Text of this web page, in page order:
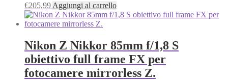
€205,99 Aggiungi al carrello
Nikon Z Nikkor 85mm f/1,8 S
obiettivo full frame FX per
fotocamere mirrorless Z.